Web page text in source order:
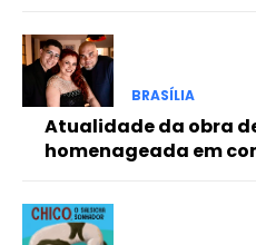
Ut mollis pellentesque
Nullam eu erat
Donec quis est ac felis
Orci varius natoque dolor
BRASÍLIA
Atualidade da obra
homenageada em